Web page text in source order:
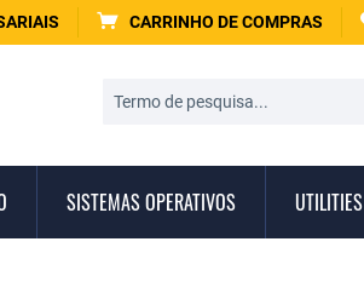
CARRINHO DE COMPRAS
SISTEMAS OPERATIVOS UTILITIES